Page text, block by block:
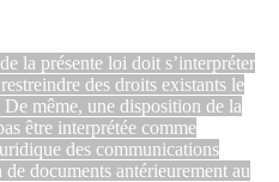
la présente loi doit s’interpréter
des droits existants le
même, une disposition de la
être interprétée comme
des communications
de documents antérieurement au